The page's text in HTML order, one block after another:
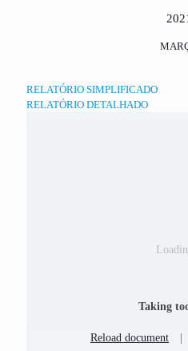
RELATÓRIO SIMPLIFICADO
RELATÓRIO DETALHADO
Taking
Reload document